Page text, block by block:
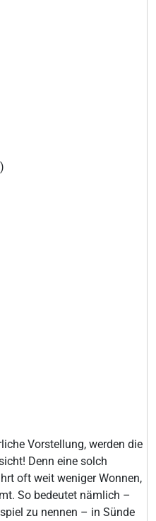
)
Vorstellung, werden die
Denn eine solch
oft weit weniger Wonnen,
So bedeutet nämlich –
zu nennen – in Sünde